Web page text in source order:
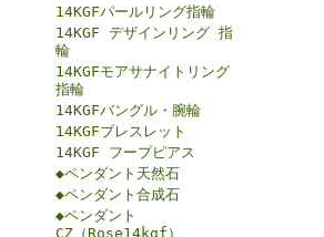
14KGFパールリング指輪
14KGF デザインリング 指
輪
14KGFモアサナイトリング
指輪
14KGFバングル・腕輪
14KGFブレスレット
14KGF フープピアス
◆ペンダント天然石
◆ペンダント合成石
◆ペンダント
CZ（Rose14kgf）